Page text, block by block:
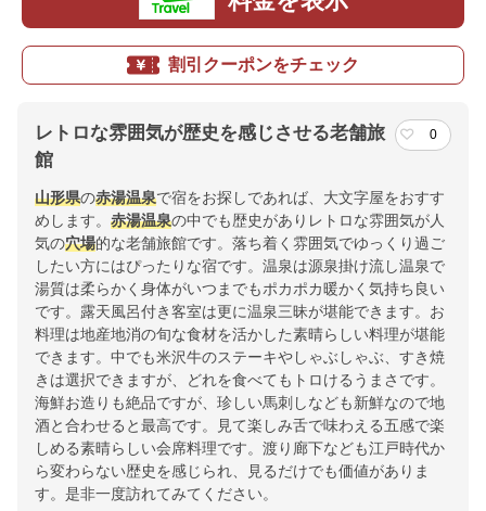
割引クーポンをチェック
レトロな雰囲気が歴史を感じさせる老舗旅
館
0
山形県の赤湯温泉で宿をお探しであれば、大文字屋をおすす
めします。 赤湯温泉の中でも歴史がありレトロな雰囲気が人
気の穴場的な老舗旅館です。落ち着く雰囲気でゆっくり過ご
したい方にはぴったりな宿です。温泉は源泉掛け流し温泉で
湯質は柔らかく身体がいつまでもポカポカ暖かく気持ち良い
です。露天風呂付き客室は更に温泉三昧が堪能できます。お
料理は地産地消の旬な食材を活かした素晴らしい料理が堪能
できます。中でも米沢牛のステーキやしゃぶしゃぶ、すき焼
きは選択できますが、どれを食べてもトロけるうまさです。
海鮮お造りも絶品ですが、珍しい馬刺しなども新鮮なので地
酒と合わせると最高です。見て楽しみ舌で味わえる五感で楽
しめる素晴らしい会席料理です。渡り廊下なども江戸時代か
ら変わらない歴史を感じられ、見るだけでも価値がありま
す。是非一度訪れてみてください。